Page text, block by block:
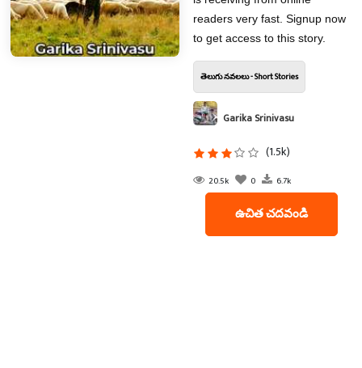
readers very fast. Signup now
to get access to this story.
తెలుగు నవలలు - Short Stories
Garika Srinivasu
(1.5k)
20.5k 0 6.7k
ఉచిత చదవండి